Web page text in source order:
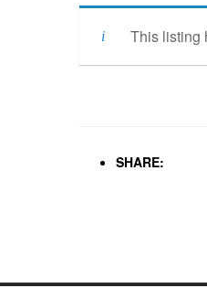
This listing
SHARE: